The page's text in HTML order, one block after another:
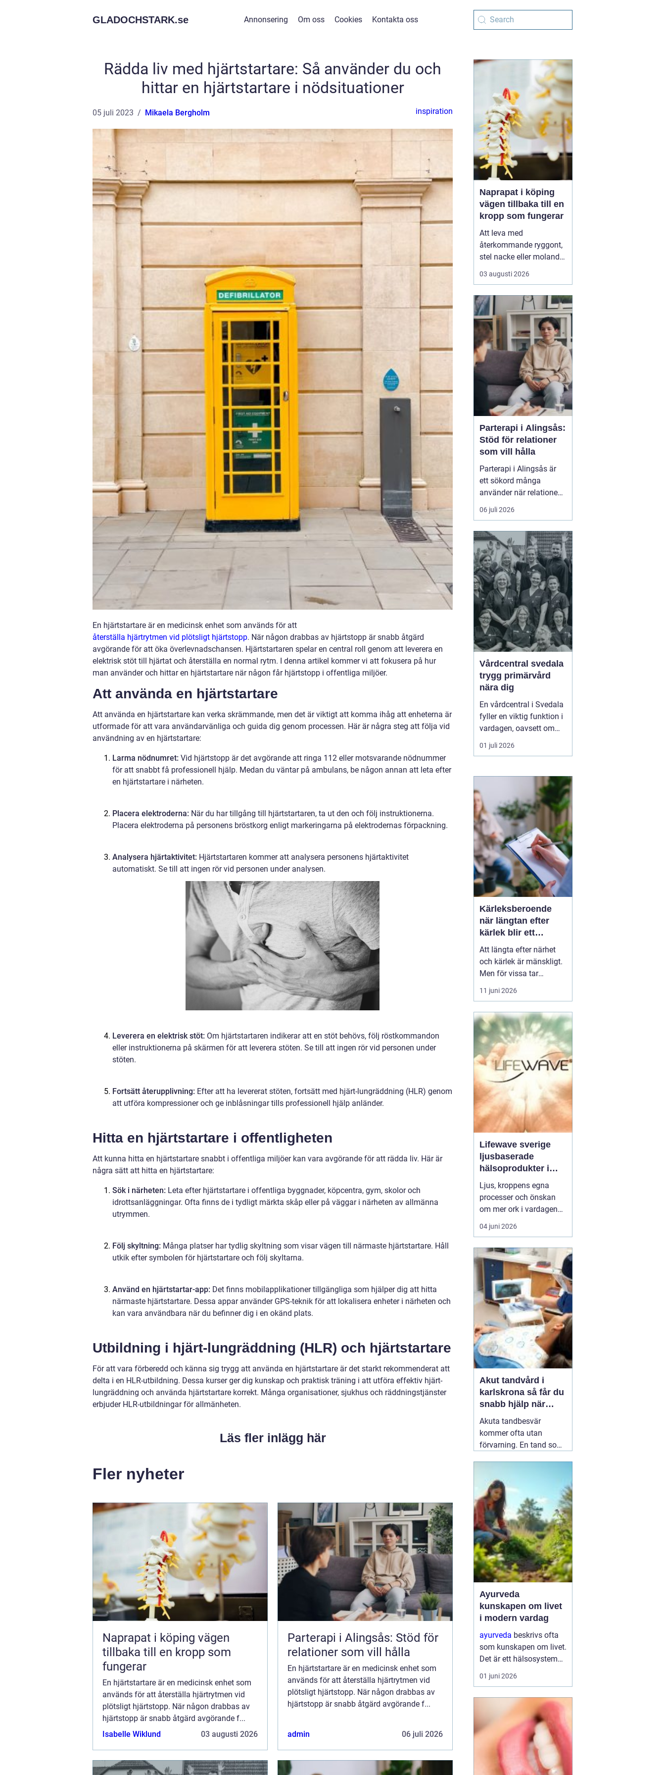
GLADOCHSTARK.se Annonsering Om oss Cookies Kontakta oss
Rädda liv med hjärtstartare: Så använder du och
hittar en hjärtstartare i nödsituationer
05 juli 2023 Mikaela Bergholm inspiration
En hjärtstartare är en medicinsk enhet som används för att
återställa hjärtrytmen vid plötsligt hjärtstopp. När någon drabbas av hjärtstopp är snabb åtgärd
avgörande för att öka överlevnadschansen. Hjärtstartaren spelar en central roll genom att leverera en
elektrisk stöt till hjärtat och återställa en normal rytm. I denna artikel kommer vi att fokusera på hur
man använder och hittar en hjärtstartare när någon får hjärtstopp i offentliga miljöer.
Att använda en hjärtstartare
Att använda en hjärtstartare kan verka skrämmande, men det är viktigt att komma ihåg att enheterna är
utformade för att vara användarvänliga och guida dig genom processen. Här är några steg att följa vid
användning av en hjärtstartare:
Larma nödnumret: Vid hjärtstopp är det avgörande att ringa 112 eller motsvarande nödnummer
för att snabbt få professionell hjälp. Medan du väntar på ambulans, be någon annan att leta efter
en hjärtstartare i närheten.
Placera elektroderna: När du har tillgång till hjärtstartaren, ta ut den och följ instruktionerna.
Placera elektroderna på personens bröstkorg enligt markeringarna på elektrodernas förpackning.
Analysera hjärtaktivitet: Hjärtstartaren kommer att analysera personens hjärtaktivitet
automatiskt. Se till att ingen rör vid personen under analysen.
Leverera en elektrisk stöt: Om hjärtstartaren indikerar att en stöt behövs, följ röstkommandon
eller instruktionerna på skärmen för att leverera stöten. Se till att ingen rör vid personen under
stöten.
Fortsätt återupplivning: Efter att ha levererat stöten, fortsätt med hjärt-lungräddning (HLR) genom
att utföra kompressioner och ge inblåsningar tills professionell hjälp anländer.
Hitta en hjärtstartare i offentligheten
Att kunna hitta en hjärtstartare snabbt i offentliga miljöer kan vara avgörande för att rädda liv. Här är
några sätt att hitta en hjärtstartare:
Sök i närheten: Leta efter hjärtstartare i offentliga byggnader, köpcentra, gym, skolor och
idrottsanläggningar. Ofta finns de i tydligt märkta skåp eller på väggar i närheten av allmänna
utrymmen.
Följ skyltning: Många platser har tydlig skyltning som visar vägen till närmaste hjärtstartare. Håll
utkik efter symbolen för hjärtstartare och följ skyltarna.
Använd en hjärtstartar-app: Det finns mobilapplikationer tillgängliga som hjälper dig att hitta
närmaste hjärtstartare. Dessa appar använder GPS-teknik för att lokalisera enheter i närheten och
kan vara användbara när du befinner dig i en okänd plats.
Utbildning i hjärt-lungräddning (HLR) och hjärtstartare
För att vara förberedd och känna sig trygg att använda en hjärtstartare är det starkt rekommenderat att
delta i en HLR-utbildning. Dessa kurser ger dig kunskap och praktisk träning i att utföra effektiv hjärt-
lungräddning och använda hjärtstartare korrekt. Många organisationer, sjukhus och räddningstjänster
erbjuder HLR-utbildningar för allmänheten.
Läs fler inlägg här
Fler nyheter
Naprapat i köping vägen
tillbaka till en kropp som
fungerar
En hjärtstartare är en medicinsk enhet som
används för att återställa hjärtrytmen vid
plötsligt hjärtstopp. När någon drabbas av
hjärtstopp är snabb åtgärd avgörande f...
Isabelle Wiklund
03 augusti 2026
Parterapi i Alingsås: Stöd för
relationer som vill hålla
En hjärtstartare är en medicinsk enhet som
används för att återställa hjärtrytmen vid
plötsligt hjärtstopp. När någon drabbas av
hjärtstopp är snabb åtgärd avgörande f...
admin 06 juli 2026
Naprapat i köping
vägen tillbaka till en
kropp som fungerar
Att leva med
återkommande ryggont,
stel nacke eller molande
värk i axlar och höfter
sliter på både ork och
länge innan de söker
hjälp, fast problemen
ofta går att påverka. En
naprapat i Köping kan
hjälpa till att hitta
orsaken bak...
03 augusti 2026
Parterapi i Alingsås:
Stöd för relationer
som vill hålla
Parterapi i Alingsås är
ett sökord många
använder när relationen
börjar skava och
vardagen känns mer
samarbete. När
konflikter upprepas,
tystnaden växer eller
avståndet kä...
06 juli 2026
Vårdcentral svedala
trygg primärvård
nära dig
En vårdcentral i Svedala
fyller en viktig funktion i
vardagen, oavsett om
det handlar om akuta
infektioner, långvariga
kring barnhälsa och
graviditet. När vården
samlas under ett tak blir
vägen mellan olika
mottagningar kortare...
01 juli 2026
Kärleksberoende
när längtan efter
kärlek blir ett
beroende
Att längta efter närhet
och kärlek är mänskligt.
Men för vissa tar
längtan över helt.
Relationer, förälskelser
rätta blir viktigare än
jobb, vänner, hälsa och
till och med den egna
säkerheten. Då handlar
det inte längre bara om
s...
11 juni 2026
Lifewave sverige
ljusbaserade
hälsoprodukter i
fokus
Ljus, kroppens egna
processer och önskan
om mer ork i vardagen
möts i ett växande
intresse för fototerapi
Sverige söker många
efter skonsamma
metoder som kan stödja
återhämtning, energi och
allmänt välbefinnande
utan ingrepp eller...
04 juni 2026
Akut tandvård i
karlskrona så får du
snabb hjälp när
tanden krisar
Akuta tandbesvär
kommer ofta utan
förvarning. En tand som
du knappt kan sova. En
fyllning kan lossna
lagom till helgen, eller en
tand kan skadas vid en
olycka. I sådana lägen
söker många på04 juni
2026
Ayurveda
kunskapen om livet
i modern vardag
ayurveda beskrivs ofta
som kunskapen om livet.
Det är ett hälsosystem
som betonar balans,
helhet och samspelet
omgivning. I stället för
att bara fokusera på
symtom försöker
ayurve...
01 juni 2026